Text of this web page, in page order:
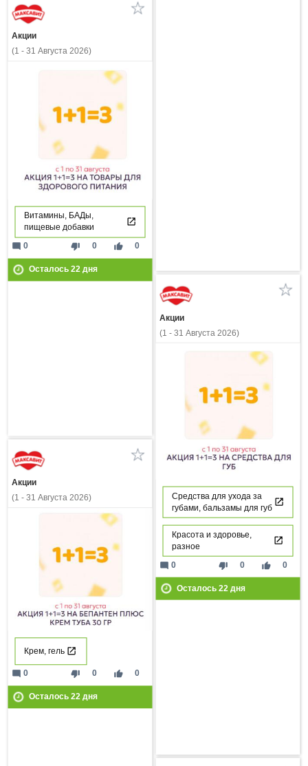
Акции
(1 - 31 Августа 2026)
Витамины, БАДы,
пищевые добавки
thumb_down 0 thumb_up 0
mode_comment 0
Осталось 22дня
Акции
(1 - 31 Августа 2026)
Средства для ухода за
губами, бальзамы для губ
Красота и здоровье,
разное
thumb_down 0 thumb_up 0
mode_comment 0
Осталось 22 дня
Акции
(1 - 31 Августа 2026)
Крем, гель
thumb_down 0 thumb_up 0
mode_comment 0
Осталось 22дня